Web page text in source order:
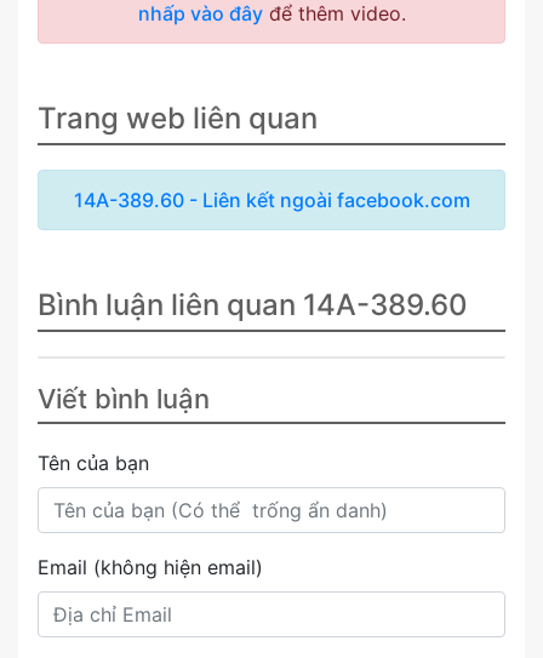
nhấp vào đâyđể thêm video.
Trang web liên quan
14A-389.60 - Liên kết ngoài facebook.com
Bình luận liên quan 14A-389.60
Viết bình luận
Tên của bạn
Email (không hiện email)